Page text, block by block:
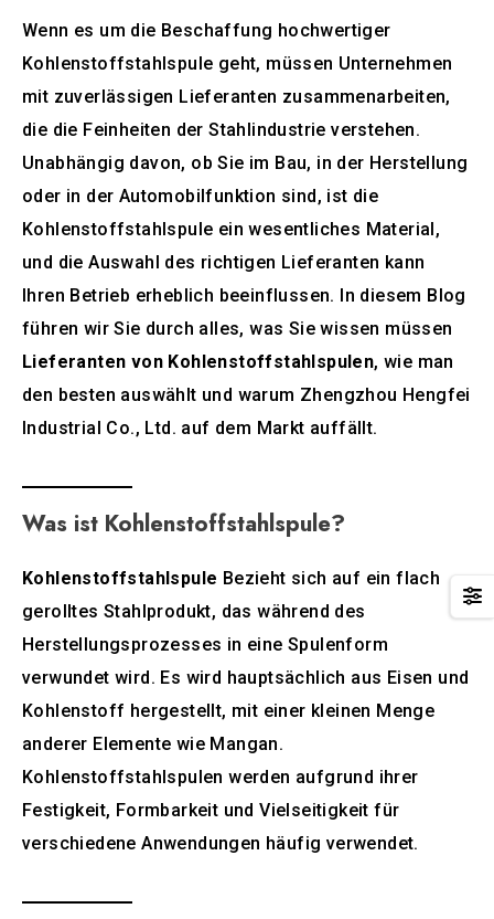
Wenn es um die Beschaffung hochwertiger
Kohlenstoffstahlspule geht, müssen Unternehmen
mit zuverlässigen Lieferanten zusammenarbeiten,
die die Feinheiten der Stahlindustrie verstehen.
Unabhängig davon, ob Sie im Bau, in der Herstellung
oder in der Automobilfunktion sind, ist die
Kohlenstoffstahlspule ein wesentliches Material,
und die Auswahl des richtigen Lieferanten kann
Ihren Betrieb erheblich beeinflussen. In diesem Blog
führen wir Sie durch alles, was Sie wissen müssen
Lieferanten von Kohlenstoffstahlspulen, wie man
den besten auswählt und warum Zhengzhou Hengfei
Industrial Co., Ltd. auf dem Markt auffällt.
Was ist Kohlenstoffstahlspule?
Kohlenstoffstahlspule Bezieht sich auf ein flach
gerolltes Stahlprodukt, das während des
Herstellungsprozesses in eine Spulenform
verwundet wird. Es wird hauptsächlich aus Eisen und
Kohlenstoff hergestellt, mit einer kleinen Menge
anderer Elemente wie Mangan.
Kohlenstoffstahlspulen werden aufgrund ihrer
Festigkeit, Formbarkeit und Vielseitigkeit für
verschiedene Anwendungen häufig verwendet.